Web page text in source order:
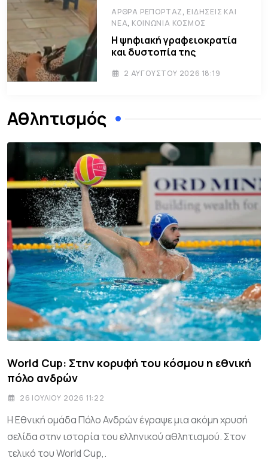
ΆΡΘΡΑ ΡΕΠΟΡΤΆΖ, ΕΙΔΉΣΕΙΣ ΚΑΙ
ΝΈΑ, ΚΟΙΝΩΝΊΑ ΚΌΣΜΟΣ
Η ψηφιακή γραφειοκρατία
και δυστοπία της
2 ΑΥΓΟΎΣΤΟΥ 2026 18:19
Αθλητισμός
World Cup: Στην κορυφή του κόσμου η εθνική
πόλο ανδρών
26 ΙΟΥΛΊΟΥ 2026 11:22
Η Εθνική ομάδα Πόλο Ανδρών έγραψε μια ακόμη χρυσή
σελίδα στην ιστορία του ελληνικού αθλητισμού. Στον
τελικό του World Cup,.